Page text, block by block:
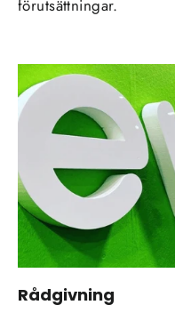
förutsättningar.
Rådgivning